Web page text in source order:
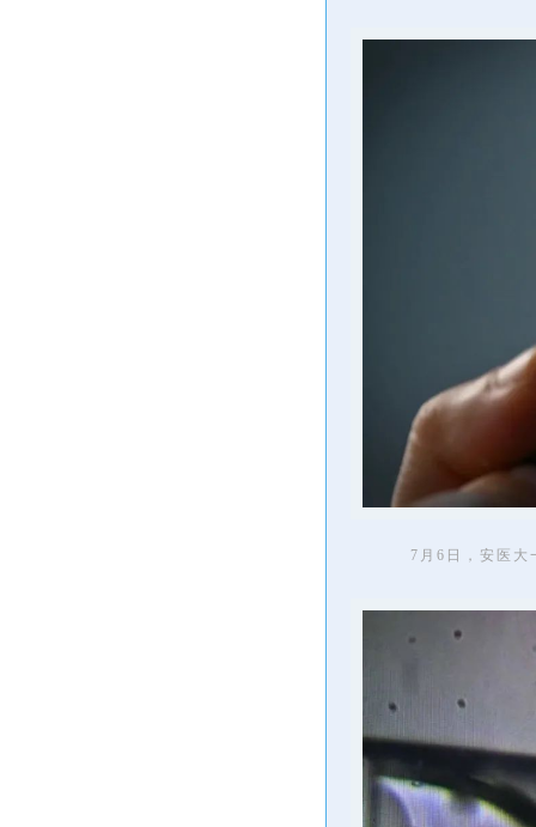
7月6日，安医大